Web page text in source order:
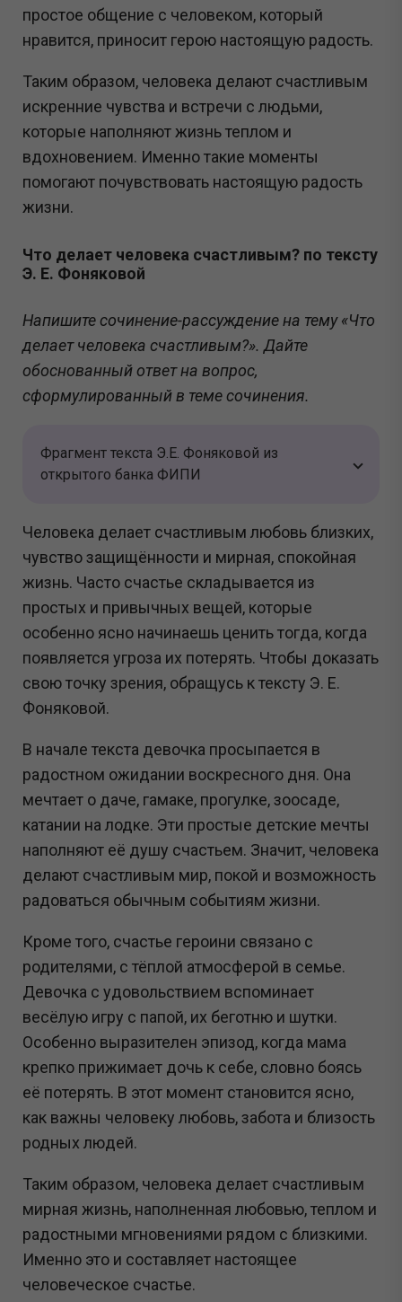
простое общение с человеком, который
нравится, приносит герою настоящую радость.
Таким образом, человека делают счастливым
искренние чувства и встречи с людьми,
которые наполняют жизнь теплом и
вдохновением. Именно такие моменты
помогают почувствовать настоящую радость
жизни.
Что делает человека счастливым? по тексту
Э. Е. Фоняковой
Напишите сочинение-рассуждение на тему «Что
делает человека счастливым?». Дайте
обоснованный ответ на вопрос,
сформулированный в теме сочинения.
Фрагмент текста Э.Е. Фоняковой из
открытого банка ФИПИ
Человека делает счастливым любовь близких,
чувство защищённости и мирная, спокойная
жизнь. Часто счастье складывается из
простых и привычных вещей, которые
особенно ясно начинаешь ценить тогда, когда
появляется угроза их потерять. Чтобы доказать
свою точку зрения, обращусь к тексту Э. Е.
Фоняковой.
В начале текста девочка просыпается в
радостном ожидании воскресного дня. Она
мечтает о даче, гамаке, прогулке, зоосаде,
катании на лодке. Эти простые детские мечты
наполняют её душу счастьем. Значит, человека
делают счастливым мир, покой и возможность
радоваться обычным событиям жизни.
Кроме того, счастье героини связано с
родителями, с тёплой атмосферой в семье.
Девочка с удовольствием вспоминает
весёлую игру с папой, их беготню и шутки.
Особенно выразителен эпизод, когда мама
крепко прижимает дочь к себе, словно боясь
её потерять. В этот момент становится ясно,
как важны человеку любовь, забота и близость
родных людей.
Таким образом, человека делает счастливым
мирная жизнь, наполненная любовью, теплом и
радостными мгновениями рядом с близкими.
Именно это и составляет настоящее
человеческое счастье.